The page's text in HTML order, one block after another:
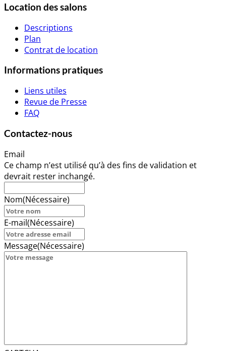
Location des salons
Descriptions
Plan
Contrat de location
Informations pratiques
Liens utiles
Revue de Presse
FAQ
Contactez-nous
Email
Ce champ n’est utilisé qu’à des fins de validation et
devrait rester inchangé.
Nom(Nécessaire)
E-mail(Nécessaire)
Message(Nécessaire)